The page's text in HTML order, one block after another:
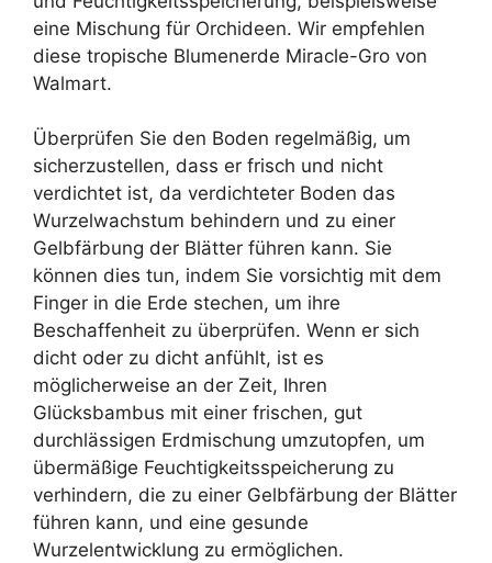
eine Mischung für Orchideen. Wir empfehlen
diese tropische Blumenerde Miracle-Gro von
Walmart.
Überprüfen Sie den Boden regelmäßig, um
sicherzustellen, dass er frisch und nicht
verdichtet ist, da verdichteter Boden das
Wurzelwachstum behindern und zu einer
Gelbfärbung der Blätter führen kann. Sie
können dies tun, indem Sie vorsichtig mit dem
Finger in die Erde stechen, um ihre
Beschaffenheit zu überprüfen. Wenn er sich
dicht oder zu dicht anfühlt, ist es
möglicherweise an der Zeit, Ihren
Glücksbambus mit einer frischen, gut
durchlässigen Erdmischung umzutopfen, um
übermäßige Feuchtigkeitsspeicherung zu
verhindern, die zu einer Gelbfärbung der Blätter
führen kann, und eine gesunde
Wurzelentwicklung zu ermöglichen.